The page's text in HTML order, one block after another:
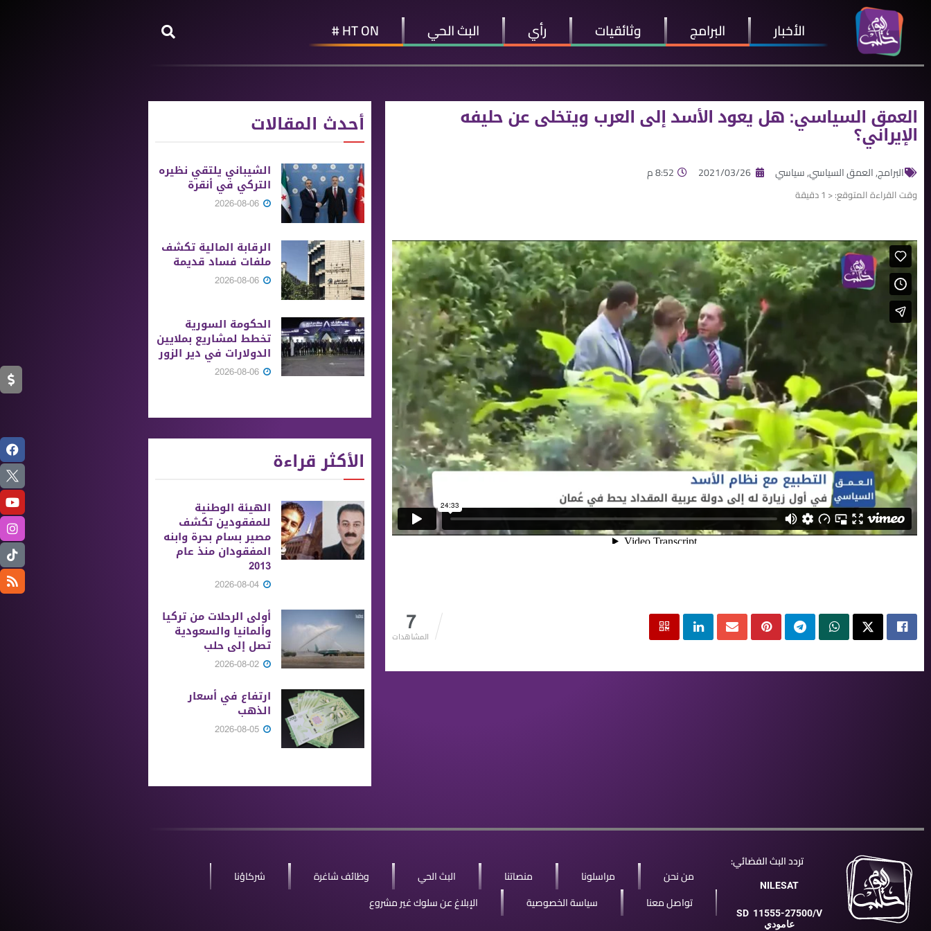
الأخبار البرامج وثائقيات رأي البث الحي HT ON #
العمق السياسي: هل يعود الأسد إلى العرب ويتخلى عن حليفه
الإيراني؟
البرامج,العمق السياسي,سياسي 2021/03/26 8:52 م
وقت القراءة المتوقع:< 1 دقيقة
7
المشاهدات
أحدث المقالات
الشيباني يلتقي نظيره
التركي في أنقرة
الرقابة المالية تكشف
ملفات فساد قديمة
الحكومة السورية
تخطط لمشاريع بملايين
الدولارات في دير الزور
الأكثر قراءة
الهيئة الوطنية
للمفقودين تكشف
مصير بسام بحرة وابنه
المفقودان منذ عام
2013
أولى الرحلات من ‏تركيا
وألمانيا والسعودية
تصل إلى حلب
ارتفاع في أسعار
الذهب
تردد البث الفضائي:
NILESAT
SD 11555-27500/V
عامودي
من نحن مراسلونا منصاتنا البث الحي وظائف شاغرة
شركاؤنا
تواصل معنا
سياسة الخصوصية الإبلاغ عن سلوك غير مشروع